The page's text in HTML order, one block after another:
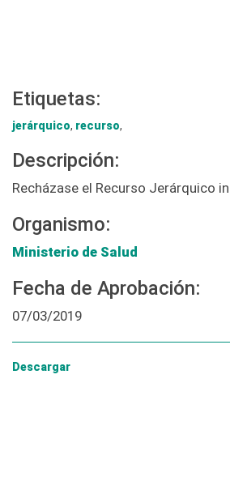
Etiquetas:
jerárquico, recurso,
Descripción:
Recházase el Recurso Jerárquico
Organismo:
Ministerio de Salud
Fecha de Aprobación:
07/03/2019
Descargar